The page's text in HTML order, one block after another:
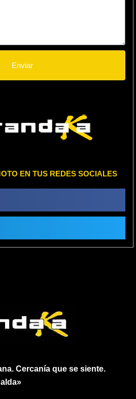
Enviar
EN TUS REDES SOCIALES
Cercanía que se siente.